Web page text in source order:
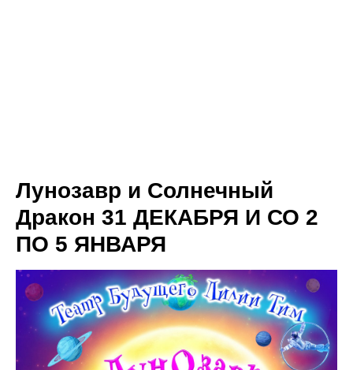
Лунозавр и Солнечный
Дракон 31 ДЕКАБРЯ И СО 2
ПО 5 ЯНВАРЯ